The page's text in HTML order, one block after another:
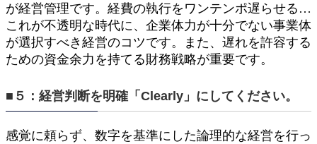
が経営管理です。経費の執行をワンテンポ遅らせる…
これが不透明な時代に、企業体力が十分でない事業体
が選択すべき経営のコツです。また、遅れを許容する
ための資金余力を持てる財務戦略が重要です。
■５：経営判断を明確「Clearly」にしてください。
感覚に頼らず、数字を基準にした論理的な経営を行っ